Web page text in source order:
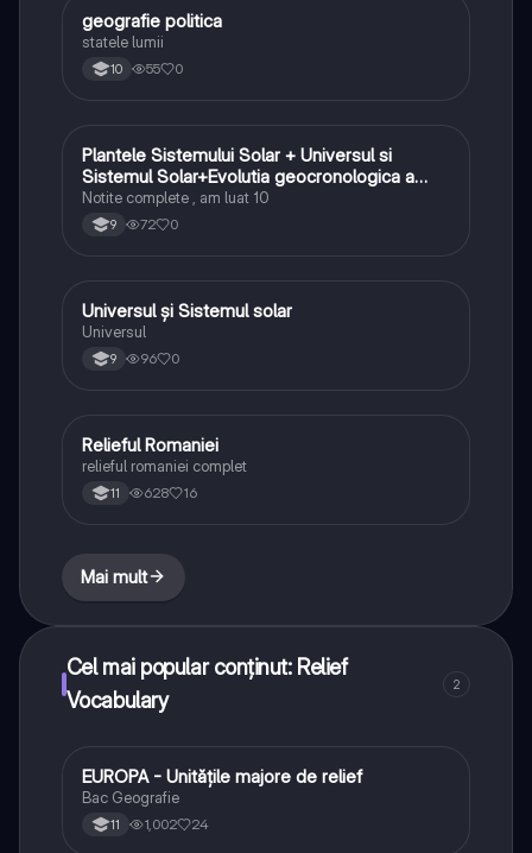
Geografie
geografie politica
statele lumii
10 55 0
Geografie
Plantele Sistemului Solar + Universul si
Sistemul Solar+Evolutia geocronologica a
Terrei
Notite complete , am luat 10
9 72 0
Geografie
Universul și Sistemul solar
Universul
9 96 0
Geografie
Relieful Romaniei
relieful romaniei complet
11 628 16
Mai mult
Cel mai popular conținut: Relief
Vocabulary
2
Geografie
EUROPA - Unitățile majore de relief
Bac Geografie
11 1,002 24